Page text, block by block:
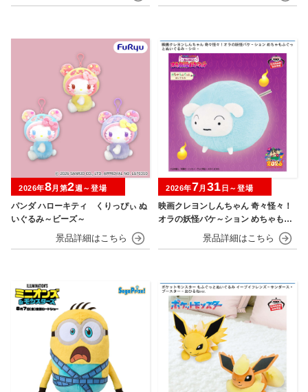
パンダ ハローキティ くりっぴぃ ぬ
いぐるみ～ビーズ～
2026年8月第2週～登場
映画クレヨンしんちゃん 奇々怪々！
オラの妖怪バケ～ション めちゃもふ
ぐっとぬいぐるみ シロ
2026年7月 31 日～登場